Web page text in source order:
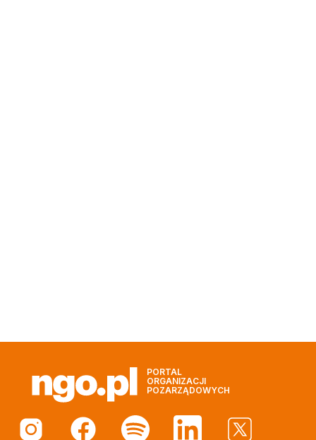
PORTAL
ORGANIZACJI
POZARZĄDOWYCH